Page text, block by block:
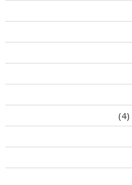
(4)